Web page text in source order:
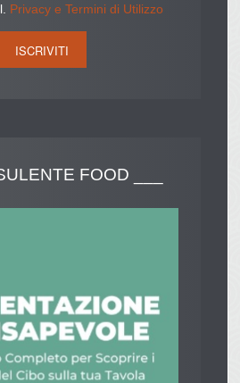
Privacy e Termini di Utilizzo
FOOD ___